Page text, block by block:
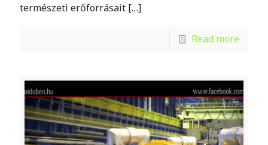
természeti erőforrásait […]
Read more